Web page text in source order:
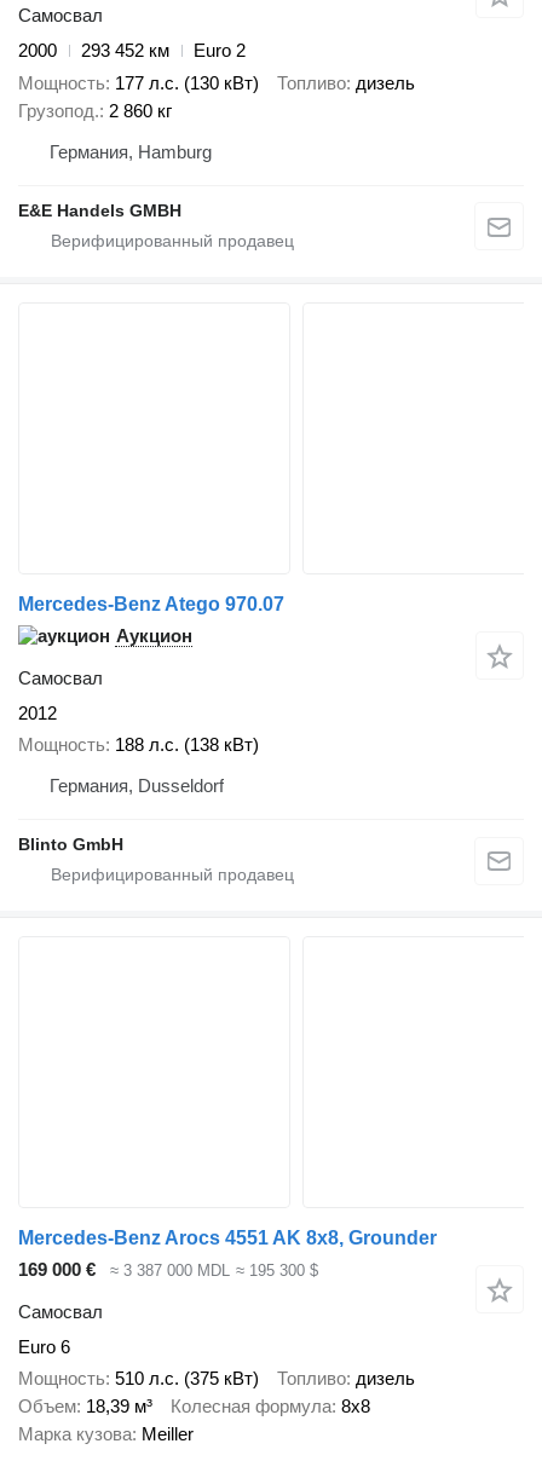
Самосвал
2000
293 452 км
Euro 2
Мощность 177 л.с. (130 кВт) Топливо дизель
Грузопод. 2 860 кг
Германия, Hamburg
E&E Handels GMBH
Mercedes-Benz Atego 970.07
Аукцион
Самосвал
2012
Мощность 188 л.с. (138 кВт)
Германия, Dusseldorf
Blinto GmbH
Mercedes-Benz Arocs 4551 AK 8x8, Grounder
169 000 €
≈ 3 387 000 MDL ≈ 195 300 $
Самосвал
Euro 6
Мощность 510 л.с. (375 кВт) Топливо дизель
Объем 18,39 м³ Колесная формула 8x8
Марка кузова Meiller